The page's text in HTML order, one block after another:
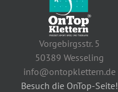
Vorgebirgsstr. 5
50389 Wesseling
info@ontopklettern.de
Besuch die OnTop-Seite!